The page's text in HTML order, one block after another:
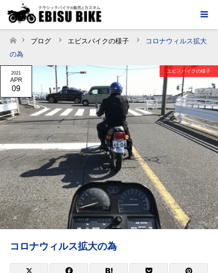
ホーム
ブログ エビスバイクの様子
コロナウィルス拡大
の為
2021
APR
09
エビスバイクの様子
コロナウィルス拡大の為